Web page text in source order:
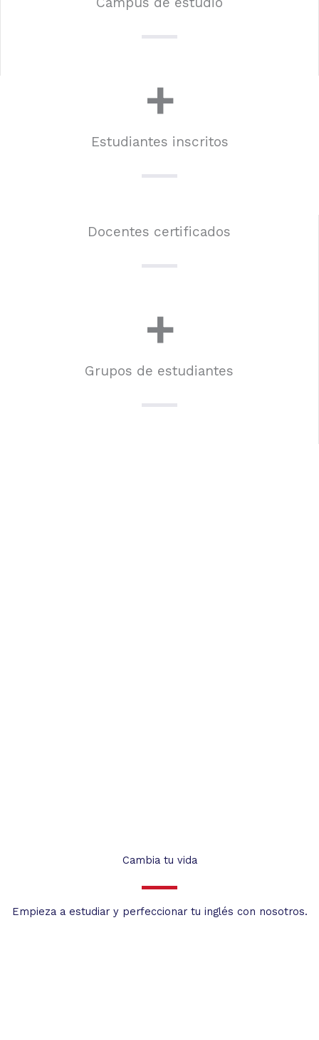
Estudiantes inscritos
+
Docentes certificados
Grupos de estudiantes
+
Cambia tu vida
Empieza a estudiar y perfeccionar tu inglés con nosotros.